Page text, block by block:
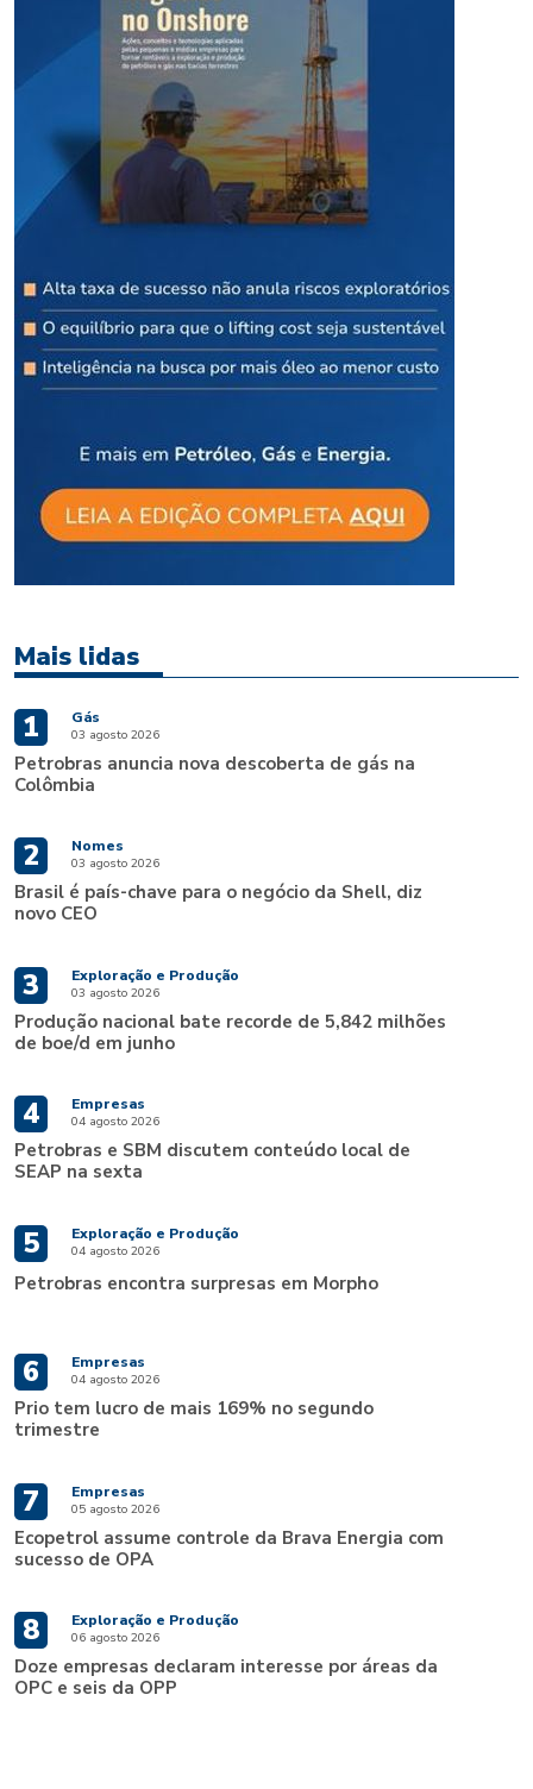
Mais lidas
1 Gás
03 agosto 2026
Petrobras anuncia nova descoberta de gás na
Colômbia
2 Nomes
03 agosto 2026
Brasil é país-chave para o negócio da Shell, diz
novo CEO
3 Exploração e Produção
03 agosto 2026
Produção nacional bate recorde de 5,842 milhões
de boe/d em junho
4 Empresas
04 agosto 2026
Petrobras e SBM discutem conteúdo local de
SEAP na sexta
5 Exploração e Produção
04 agosto 2026
Petrobras encontra surpresas em Morpho
6 Empresas
04 agosto 2026
Prio tem lucro de mais 169% no segundo
trimestre
7 Empresas
05 agosto 2026
Ecopetrol assume controle da Brava Energia com
sucesso de OPA
8 Exploração e Produção
06 agosto 2026
Doze empresas declaram interesse por áreas da
OPC e seis da OPP